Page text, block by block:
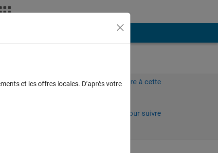
Connectez-vous pour répondre à cette
Connectez-vous pour suivre
et les offres locales. D’après votre